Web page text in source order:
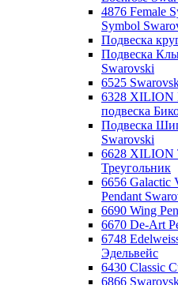
4876 Female
Symbol
Подвеска
Подвеска
Swarovski
6525
6328 XILION
подвеска
Подвеска
Swarovski
6628 XILION
Треугольник
6656 Galactic
Pendant
6690 Wing
6670 De-Art
6748
Эдельвейс
6430 Classic
6866